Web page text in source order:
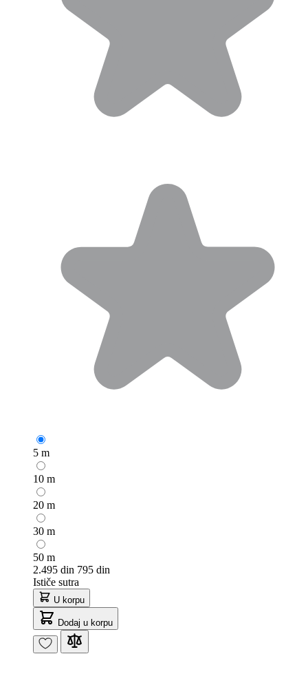
5 m
10 m
20 m
30 m
50 m
2.495 din 795 din
Ističe sutra
U korpu
Dodaj u korpu